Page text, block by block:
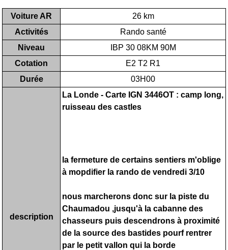
Voiture AR
26 km
Activités
Rando santé
Niveau
IBP 30 08KM 90M
Cotation
E2 T2 R1
Durée
03H00
description
La Londe - Carte IGN 3446OT : camp long,
ruisseau des castles
la fermeture de certains sentiers m'oblige
à mopdifier la rando de vendredi 3/10
nous marcherons donc sur la piste du
Chaumadou ,jusqu'à la cabanne des
chasseurs puis descendrons à proximité
de la source des bastides pourf rentrer
par le petit vallon qui la borde